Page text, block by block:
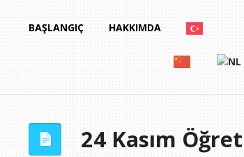
BAŞLANGIÇ HAKKIMDA
24 Kasım